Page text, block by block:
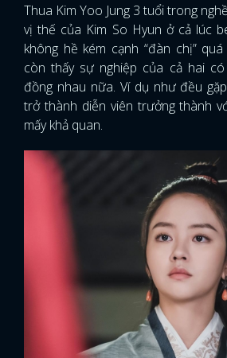
Thua Kim Yoo Jung 3 tuổi trong
vị thế của Kim So Hyun ở cả lúc
không hề kém cạnh “đàn chị”
còn thấy sự nghiệp của cả hai
đồng nhau nữa. Ví dụ như đều
trở thành diễn viên trưởng thành
mấy khả quan.